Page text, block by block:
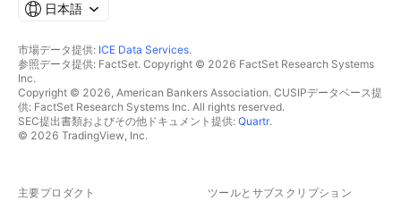
日本語
市場データ提供: ICE Data Services.
参照データ提供: FactSet. Copyright © 2026 FactSet Research Systems
Inc.
Copyright © 2026, American Bankers Association. CUSIPデータベース提
供: FactSet Research Systems Inc. All rights reserved.
SEC提出書類およびその他ドキュメント提供: Quartr.
© 2026 TradingView, Inc.
主要プロダクト ツールとサブスクリプション